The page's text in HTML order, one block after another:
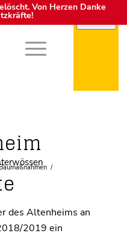
Von Herzen Danke
Baumaßnahmen /
des Altenheims an
2019 ein